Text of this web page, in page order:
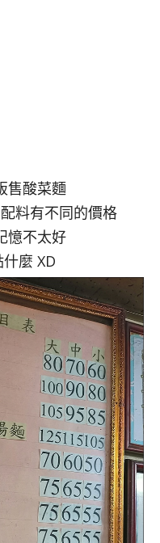
售酸菜麵
料有不同的價格
憶不太好
麼 XD